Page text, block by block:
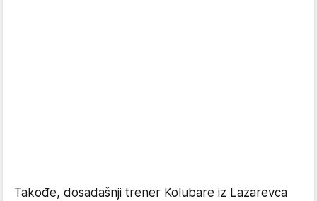
Takođe, dosadašnji trener Kolubare iz Lazarevca